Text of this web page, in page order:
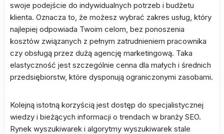
swoje podejście do indywidualnych potrzeb i budżetu
klienta. Oznacza to, że możesz wybrać zakres usług, który
najlepiej odpowiada Twoim celom, bez ponoszenia
kosztów związanych z pełnym zatrudnieniem pracownika
czy obsługą przez dużą agencję marketingową. Taka
elastyczność jest szczególnie cenna dla małych i średnich
przedsiębiorstw, które dysponują ograniczonymi zasobami.
Kolejną istotną korzyścią jest dostęp do specjalistycznej
wiedzy i bieżących informacji o trendach w branży SEO.
Rynek wyszukiwarek i algorytmy wyszukiwarek stale